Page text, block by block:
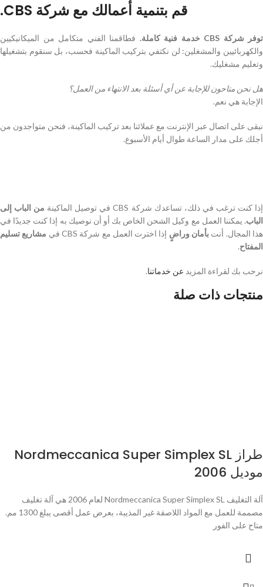
قم بتنمية أعمالك مع شركة CBS.
توفر شركة CBS خدمة فنية كاملة.
فطاقمنا الفني متكامل من الميكانيكيين
والكهربائيين والمشغلين: لن نكتفي بتركيب الماكينة فحسب، بل سنقوم بتشغيلها
وتعليم مشغليك.
هل نحن متاحون للإجابة عن أي أسئلة بعد الانتهاء من العمل؟
الإجابة هي نعم.
نبقى على اتصال عبر الإنترنت مع عملائنا بعد تركيب الماكينة، فنحن متواجدون من
أجلك على مدار الساعة طوال أيام الأسبوع.
إذا كنت ترغب في ذلك، تساعدك شركة CBS في توصيل الماكينة
من الباب إلى
الباب. يمكننا العمل مع وكيل الشحن الخاص بك أو أن نوصيك به إذا كنت جديدًا في
هذا المجال. أنت بأمان وراضٍ إذا اخترت العمل مع شركة CBS في
مشاريع تسليم
المفتاح.
نرحب بك لقراءة المزيد عن خدماتنا.
منتجات ذات صلة
طراز Nordmeccanica Super Simplex SL
موديل 2006
آلة التغليف Nordmeccanica Super Simplex SL لعام 2006 هي آلة تغليف
مصممة للعمل مع المواد اللاصقة غير المذيبة، بعرض عمل أقصى يبلغ 1300 مم.
متاح على الفور